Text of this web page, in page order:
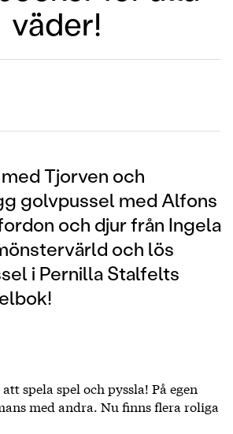
väder!
Tjorven och
golvpussel med Alfons
och djur från Ingela
och lös
i Pernilla Stalfelts
spela spel och pyssla! På egen
med andra. Nu finns flera roliga